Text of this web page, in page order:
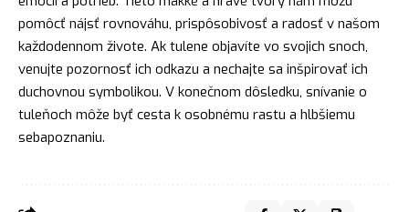
pomôcť nájsť rovnováhu, prispôsobivosť a radosť v našom
každodennom živote. Ak tulene objavíte vo svojich snoch,
venujte pozornosť ich odkazu a nechajte sa inšpirovať ich
duchovnou symbolikou. V konečnom dôsledku, snívanie o
tuleňoch môže byť cesta k osobnému rastu a hlbšiemu
sebapoznaniu.